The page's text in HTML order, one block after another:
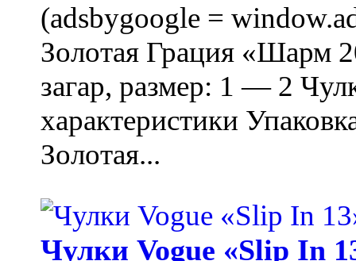
(adsbygoogle =
Золотая Грация «Шарм
загар, размер: 1 — 2
характеристики
Золотая...
Чулки Vogue «Slip In